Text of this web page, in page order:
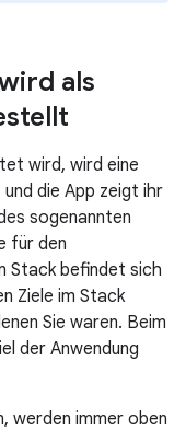
als
wird, wird eine
die App zeigt ihr
sogenannten
für den
Stack befindet sich
Ziele im Stack
Sie waren. Beim
der Anwendung
werden immer oben